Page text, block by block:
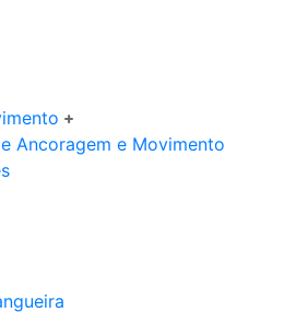
Ancoragem e Movimento